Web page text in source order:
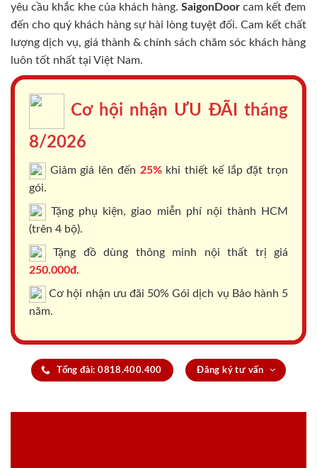
yêu cầu khắc khe của khách hàng. SaigonDoor cam kết đem
đến cho quý khách hàng sự hài lòng tuyệt đối. Cam kết chất
lượng dịch vụ, giá thành & chính sách chăm sóc khách hàng
luôn tốt nhất tại Việt Nam.
Cơ hội nhận ƯU ĐÃI tháng
8/2026
Giảm giá lên đến 25%khi thiết kế lắp đặt trọn
gói.
Tặng phụ kiện, giao miễn phí nội thành HCM
(trên 4 bộ).
Tặng đồ dùng thông minh nội thất trị giá
250.000đ.
Cơ hội nhận ưu đãi 50% Gói dịch vụ Bảo hành 5
năm.
Tổng đài: 0818.400.400 Đăng ký tư vấn